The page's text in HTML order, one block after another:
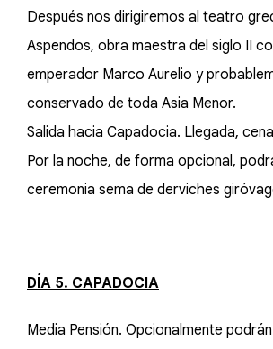
Después nos dirigiremos al teatro
Aspendos, obra maestra del siglo II
emperador Marco Aurelio y
conservado de toda Asia Menor.
Salida hacia Capadocia. Llegada,
Por la noche, de forma opcional,
ceremonia sema de derviches
DÍA 5. CAPADOCIA
Media Pensión. Opcionalmente